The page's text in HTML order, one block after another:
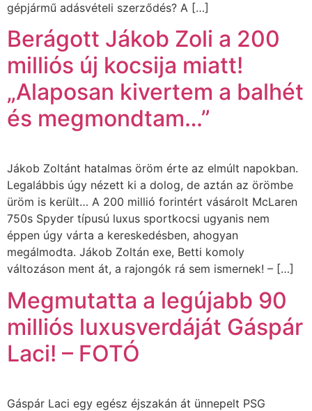
gépjármű adásvételi szerződés? A […]
Berágott Jákob Zoli a 200
milliós új kocsija miatt!
„Alaposan kivertem a balhét
és megmondtam…”
Jákob Zoltánt hatalmas öröm érte az elmúlt napokban.
Legalábbis úgy nézett ki a dolog, de aztán az örömbe
üröm is került… A 200 millió forintért vásárolt McLaren
750s Spyder típusú luxus sportkocsi ugyanis nem
éppen úgy várta a kereskedésben, ahogyan
megálmodta. Jákob Zoltán exe, Betti komoly
változáson ment át, a rajongók rá sem ismernek! – […]
Megmutatta a legújabb 90
milliós luxusverdáját Gáspár
Laci! – FOTÓ
Gáspár Laci egy egész éjszakán át ünnepelt PSG